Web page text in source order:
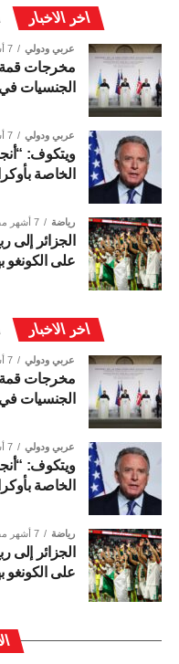
اخر الاخبار
عربي ودولي 7 أشهر مضت
مخرجات قمة
الجنسيات
عربي ودولي 7 أشهر مضت
ويتكوف:
الخاصة
رياضة 7 أشهر مضت
الجزائر إلى
على الكونغو
اخر الاخبار
عربي ودولي 7 أشهر مضت
مخرجات قمة
الجنسيات
عربي ودولي 7 أشهر مضت
ويتكوف:
الخاصة
رياضة 7 أشهر مضت
الجزائر إلى
على الكونغو